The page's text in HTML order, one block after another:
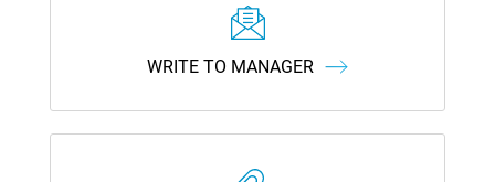
WRITE TO MANAGER